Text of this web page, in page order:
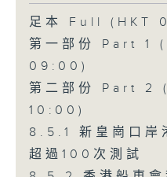
足本 Full (HKT
第一部份 Part 1
09:00)
第二部份 Part 2
10:00)
8.5.1 新皇崗口岸
超過100次測試